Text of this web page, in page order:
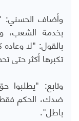
وأضاف الحسني:
بخدمة الشعب،
بالقول: "لا
تكبرها أكثر حتى
وتابع: "يطلبوا
ضدك، الحكم
باطل".